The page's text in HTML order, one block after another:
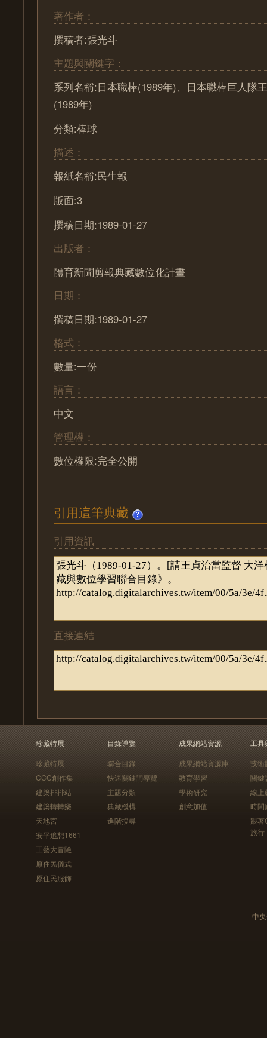
著作者：
撰稿者:張光斗
主題與關鍵字：
系列名稱:日本職棒(1989年)、日本職棒巨人隊
(1989年)
分類:棒球
描述：
報紙名稱:民生報
版面:3
撰稿日期:1989-01-27
出版者：
體育新聞剪報典藏數位化計畫
日期：
撰稿日期:1989-01-27
格式：
數量:一份
語言：
中文
管理權：
數位權限:完全公開
引用這筆典藏
引用資訊
直接連結
珍藏特展
珍藏特展
CCC創作集
建築排排站
建築轉轉樂
天地宮
安平追想1661
工藝大冒險
原住民儀式
原住民服飾
目錄導覽
聯合目錄
快速關鍵詞導覽
主題分類
典藏機構
進階搜尋
成果網站資源
成果網站資源庫
教育學習
學術研究
創意加值
工具
技術
關鍵
線上
時間
跟
旅行
中